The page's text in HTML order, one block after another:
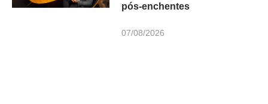
pós-enchentes
07/08/2026